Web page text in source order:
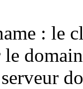
: le
le